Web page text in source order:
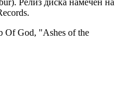
Релиз диска намечен на
Of God, "Ashes of the